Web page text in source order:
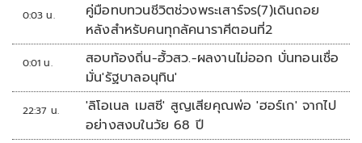
0:03 น.
คู่มือทบทวนชีวิตช่วงพระเสาร์จร(7)เดินถอย
หลังสำหรับคนทุกลัคนาราศีตอนที่2
0:01 น.
สอบท้องถิ่น-ฮั้วสว.-ผลงานไม่ออก บั่นทอนเชื่อ
มั่น'รัฐบาลอนุทิน'
22:37 น.
'ลิโอเนล เมสซี' สูญเสียคุณพ่อ 'ฮอร์เก' จากไป
อย่างสงบในวัย 68 ปี